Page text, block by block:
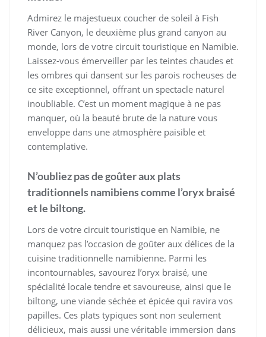
Admirez le majestueux coucher de soleil à Fish
River Canyon, le deuxième plus grand canyon au
monde, lors de votre circuit touristique en Namibie.
Laissez-vous émerveiller par les teintes chaudes et
les ombres qui dansent sur les parois rocheuses de
ce site exceptionnel, offrant un spectacle naturel
inoubliable. C’est un moment magique à ne pas
manquer, où la beauté brute de la nature vous
enveloppe dans une atmosphère paisible et
contemplative.
N’oubliez pas de goûter aux plats
traditionnels namibiens comme l’oryx braisé
et le biltong.
Lors de votre circuit touristique en Namibie, ne
manquez pas l’occasion de goûter aux délices de la
cuisine traditionnelle namibienne. Parmi les
incontournables, savourez l’oryx braisé, une
spécialité locale tendre et savoureuse, ainsi que le
biltong, une viande séchée et épicée qui ravira vos
papilles. Ces plats typiques sont non seulement
délicieux, mais aussi une véritable immersion dans